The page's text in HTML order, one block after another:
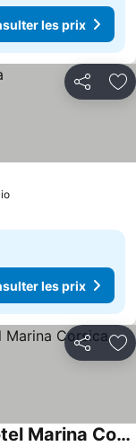
les prix
Partager
Consulter les prix
les prix
Partager
Résidence Paese Serenu et Hotel Marina Corsica